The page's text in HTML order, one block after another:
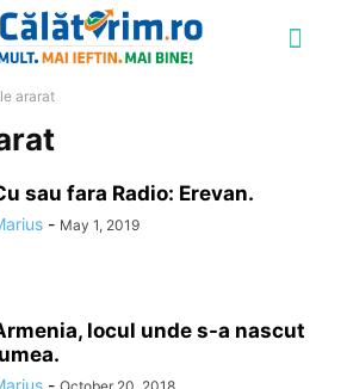
ararat
sau fara Radio: Erevan.
- May 1, 2019
locul unde s-a nascut
-